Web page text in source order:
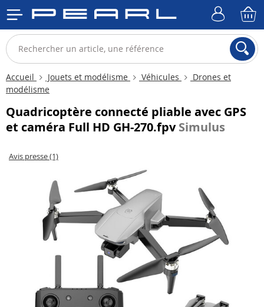
Accueil Jouets et modélisme Véhicules
Drones et
modélisme
Quadricoptère connecté pliable avec GPS
et caméra Full HD GH-270.fpvSimulus
Avis presse (1)